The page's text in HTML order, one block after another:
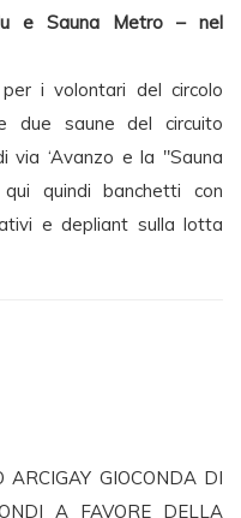
e Sauna Metro – nel
i volontari del circolo
due saune del circuito
via ‘Avanzo e la "Sauna
quindi banchetti con
e depliant sulla lotta
ARCIGAY GIOCONDA DI
A FAVORE DELLA